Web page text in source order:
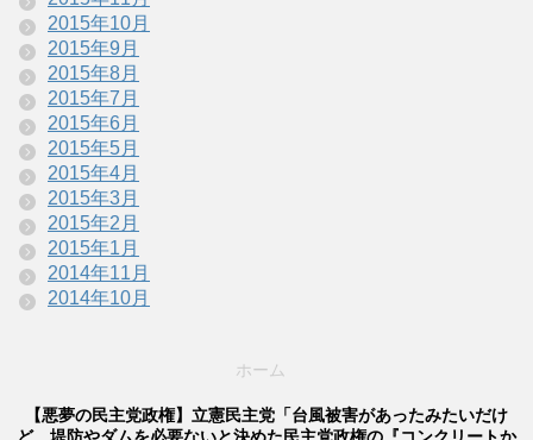
2015年10月
2015年9月
2015年8月
2015年7月
2015年6月
2015年5月
2015年4月
2015年3月
2015年2月
2015年1月
2014年11月
2014年10月
ホーム
【悪夢の民主党政権】立憲民主党「台風被害があったみたいだけ
ど、堤防やダムを必要ないと決めた民主党政権の『コンクリートか